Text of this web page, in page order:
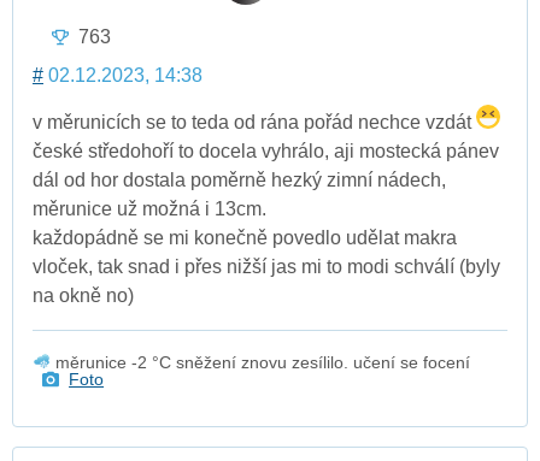
763
# 02.12.2023, 14:38
v měrunicích se to teda od rána pořád nechce vzdát
české středohoří to docela vyhrálo, aji mostecká pánev
dál od hor dostala poměrně hezký zimní nádech,
měrunice už možná i 13cm.
každopádně se mi konečně povedlo udělat makra
vloček, tak snad i přes nižší jas mi to modi schválí (byly
na okně no)
měrunice -2 °C sněžení znovu zesílilo. učení se focení
Foto